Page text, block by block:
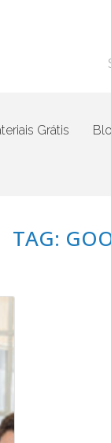
Grátis
TAG: